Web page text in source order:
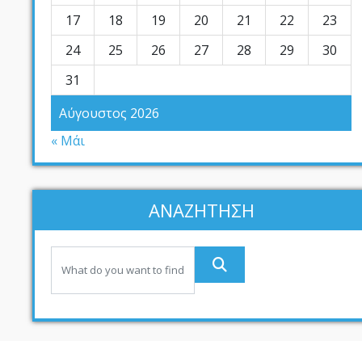
Αύγουστος 2026
17
18 19 20 21 22
23
24
25 26 27 28 29
30
31
« Μάι
ΑΝΑΖΗΤΗΣΗ